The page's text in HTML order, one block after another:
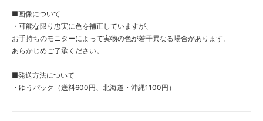
■画像について
・可能な限り忠実に色を補正していますが、
お手持ちのモニターによって実物の色が若干異なる場合があります。
あらかじめご了承ください。
■発送方法について
・ゆうパック（送料600円、北海道・沖縄1100円）